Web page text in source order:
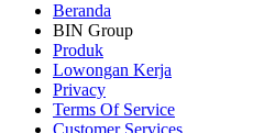
Beranda
BIN Group
Produk
Lowongan Kerja
Privacy
Terms Of Service